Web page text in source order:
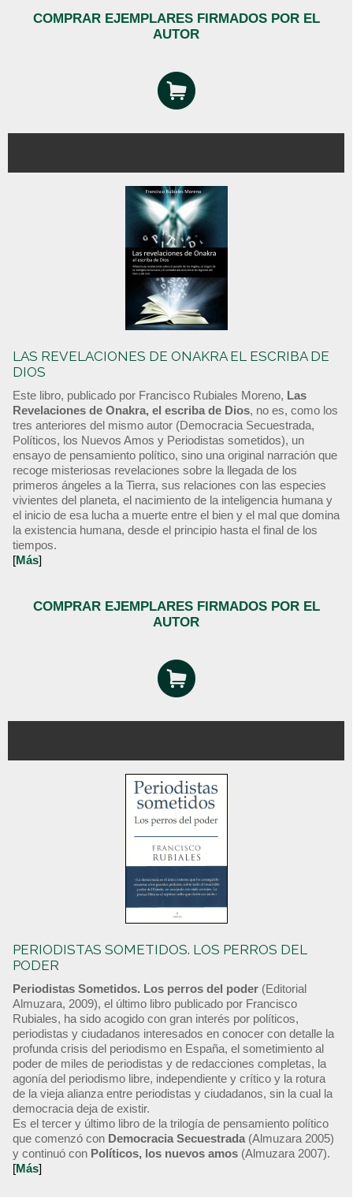
COMPRAR EJEMPLARES FIRMADOS POR EL
AUTOR
LAS REVELACIONES DE ONAKRA EL ESCRIBA DE
DIOS
Este libro, publicado por Francisco Rubiales Moreno, Las
Revelaciones de Onakra, el escriba de Dios, no es, como los
tres anteriores del mismo autor (Democracia Secuestrada,
Políticos, los Nuevos Amos y Periodistas sometidos), un
ensayo de pensamiento político, sino una original narración que
recoge misteriosas revelaciones sobre la llegada de los
primeros ángeles a la Tierra, sus relaciones con las especies
vivientes del planeta, el nacimiento de la inteligencia humana y
el inicio de esa lucha a muerte entre el bien y el mal que domina
la existencia humana, desde el principio hasta el final de los
tiempos.
[Más]
COMPRAR EJEMPLARES FIRMADOS POR EL
AUTOR
PERIODISTAS SOMETIDOS. LOS PERROS DEL
PODER
Periodistas Sometidos. Los perros del poder (Editorial
Almuzara, 2009), el último libro publicado por Francisco
Rubiales, ha sido acogido con gran interés por políticos,
periodistas y ciudadanos interesados en conocer con detalle la
profunda crisis del periodismo en España, el sometimiento al
poder de miles de periodistas y de redacciones completas, la
agonía del periodismo libre, independiente y crítico y la rotura
de la vieja alianza entre periodistas y ciudadanos, sin la cual la
democracia deja de existir.
Es el tercer y último libro de la trilogía de pensamiento político
que comenzó con Democracia Secuestrada (Almuzara 2005)
y continuó con Políticos, los nuevos amos (Almuzara 2007).
[Más]